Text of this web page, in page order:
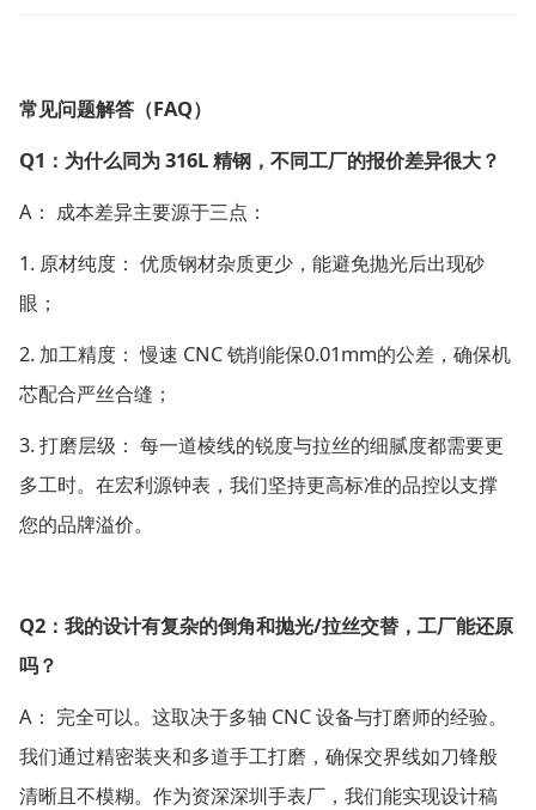
常见问题解答（FAQ）
Q1 ：为什么同为 316L精钢，不同工厂的报价差异很大？
A ： 成本差异主要源于三点：
1. 原材纯度：
优质钢材杂质更少，能避免抛光后出现砂
眼；
2. 加工精度： 慢速 CNC铣削能保0.01mm的公差，确保机
芯配合严丝合缝；
3.打磨层级：
每一道棱线的锐度与拉丝的细腻度都需要更
多工时。在宏利源钟表，我们坚持更高标准的品控以支撑
您的品牌溢价。
Q2 ：我的设计有复杂的倒角和抛光/拉丝交替，工厂能还原
吗？
A ： 完全可以。这取决于多轴 CNC设备与打磨师的经验。
我们通过精密装夹和多道手工打磨，确保交界线如刀锋般
清晰且不模糊。作为资深深圳手表厂，我们能实现设计稿